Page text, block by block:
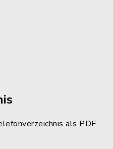
als PDF